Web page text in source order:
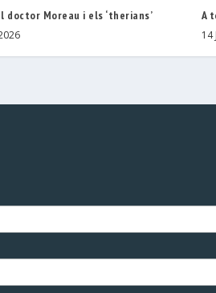
doctor Moreau i els ‘therians’ A
14